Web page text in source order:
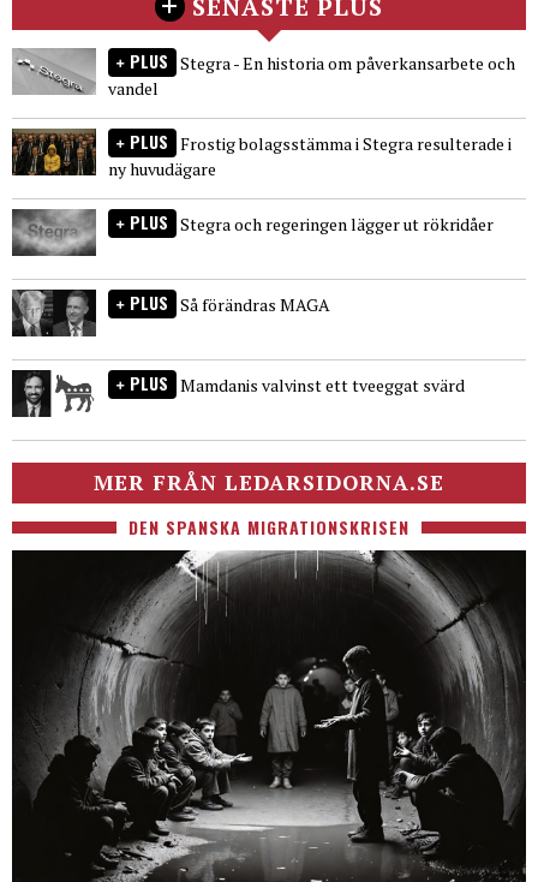
PLUS Stegra - En historia om påverkansarbete och
vandel
PLUS Frostig bolagsstämma i Stegra resulterade i
ny huvudägare
PLUS Stegra och regeringen lägger ut rökridåer
PLUS Så förändras MAGA
PLUS Mamdanis valvinst ett tveeggat svärd
MER FRÅN LEDARSIDORNA.SE
DEN SPANSKA MIGRATIONSKRISEN